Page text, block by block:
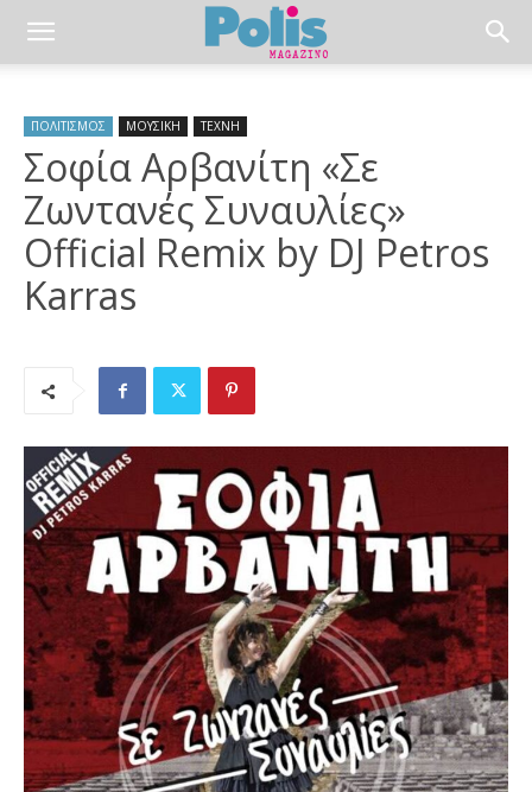
ΠΟΛΙΤΙΣΜΟΣ ΜΟΥΣΙΚΗ ΤΕΧΝΗ
Σοφία Αρβανίτη «Σε
Ζωντανές Συναυλίες»
Official Remix by DJ Petros
Karras